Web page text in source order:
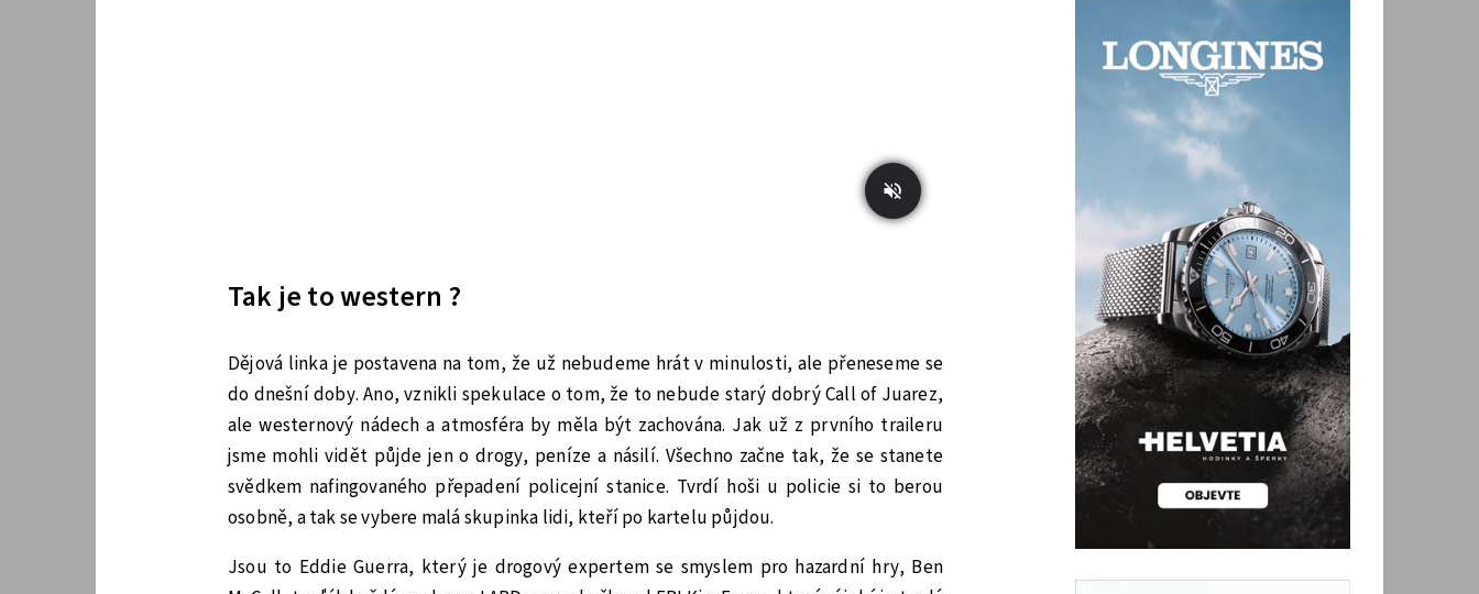
Tak je to western ?
Dějová linka je postavena na tom, že už nebudeme hrát v minulosti, ale přeneseme se
do dnešní doby. Ano, vznikli spekulace o tom, že to nebude starý dobrý Call of Juarez,
ale westernový nádech a atmosféra by měla být zachována. Jak už z prvního traileru
jsme mohli vidět půjde jen o drogy, peníze a násilí. Všechno začne tak, že se stanete
svědkem nafingovaného přepadení policejní stanice. Tvrdí hoši u policie si to berou
osobně, a tak se vybere malá skupinka lidi, kteří po kartelu půjdou.
Jsou to Eddie Guerra, který je drogový expertem se smyslem pro hazardní hry, Ben